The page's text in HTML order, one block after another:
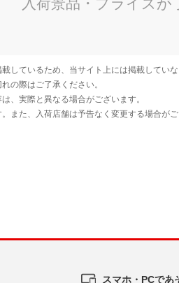
スマホ・PCであ